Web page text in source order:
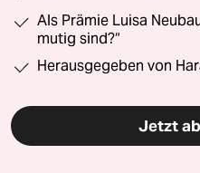
Als Prämie Luisa
mutig sind?“
Herausgegeben von
Jetzt